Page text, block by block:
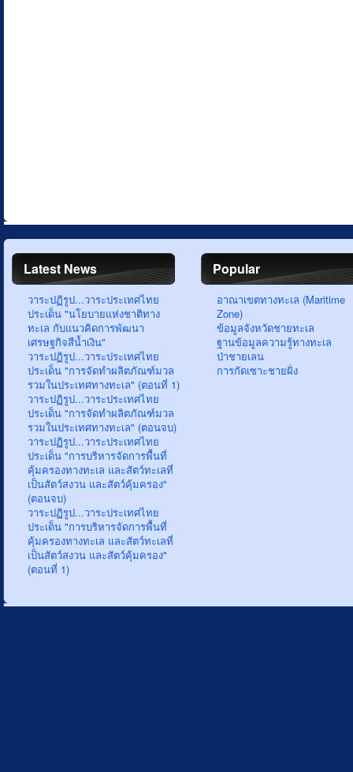
Latest News
วาระปฏิรูป...วาระประเทศไทย
ประเด็น "นโยบายแห่งชาติทาง
ทะเล กับแนวคิดการพัฒนา
เศรษฐกิจสีน้ำเงิน"
วาระปฏิรูป...วาระประเทศไทย
ประเด็น "การจัดทำผลิตภัณฑ์มวล
รวมในประเทศทางทะเล" (ตอนที่ 1)
วาระปฏิรูป...วาระประเทศไทย
ประเด็น "การจัดทำผลิตภัณฑ์มวล
รวมในประเทศทางทะเล" (ตอนจบ)
วาระปฏิรูป...วาระประเทศไทย
ประเด็น "การบริหารจัดการพื้นที่
คุ้มครองทางทะเล และสัตว์ทะเลที่
เป็นสัตว์สงวน และสัตว์คุ้มครอง"
(ตอนจบ)
วาระปฏิรูป...วาระประเทศไทย
ประเด็น "การบริหารจัดการพื้นที่
คุ้มครองทางทะเล และสัตว์ทะเลที่
เป็นสัตว์สงวน และสัตว์คุ้มครอง"
(ตอนที่ 1)
Popular
อาณาเขตทางทะเล (Maritime
Zone)
ข้อมูลจังหวัดชายทะเล
ฐานข้อมูลความรู้ทางทะเล
ป่าชายเลน
การกัดเซาะชายฝั่ง